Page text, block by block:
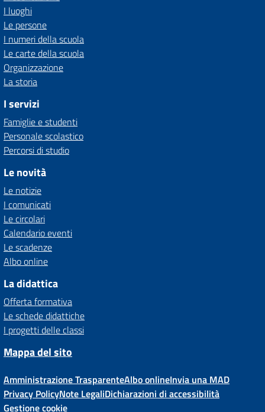
I luoghi
Le persone
I numeri della scuola
Le carte della scuola
Organizzazione
La storia
I servizi
Famiglie e studenti
Personale scolastico
Percorsi di studio
Le novità
Le notizie
I comunicati
Le circolari
Calendario eventi
Le scadenze
Albo online
La didattica
Offerta formativa
Le schede didattiche
I progetti delle classi
Mappa del sito
Amministrazione TrasparenteAlbo onlineInvia una MAD
Privacy PolicyNote LegaliDichiarazioni di accessibilità
Gestione cookie